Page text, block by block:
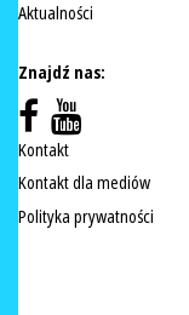
Aktualności
Znajdź nas:
Kontakt
Kontakt dla mediów
Polityka prywatności